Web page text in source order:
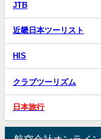
JTB
近畿日本ツーリスト
HIS
クラブツーリズム
日本旅行